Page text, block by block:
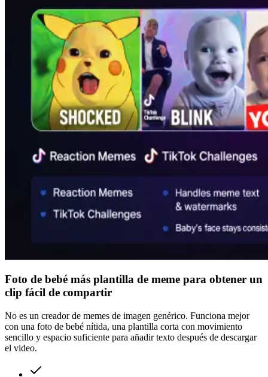
Foto de bebé más plantilla de meme para obtener un
clip fácil de compartir
No es un creador de memes de imagen genérico. Funciona mejor
con una foto de bebé nítida, una plantilla corta con movimiento
sencillo y espacio suficiente para añadir texto después de descargar
el video.